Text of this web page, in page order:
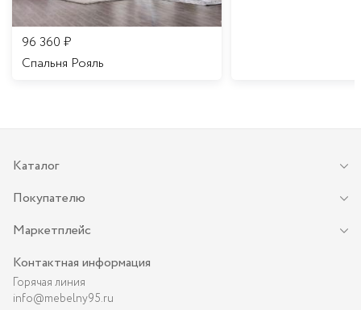
96 360 ₽
Спальня Рояль
Каталог
Покупателю
Маркетплейс
Контактная информация
Горячая линия
info@mebelny95.ru